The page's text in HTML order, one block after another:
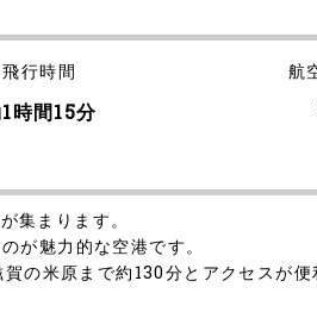
飛行時間
時間15分
航
集まります。
が魅力的な空港です。
の米原まで約130分とアクセスが便